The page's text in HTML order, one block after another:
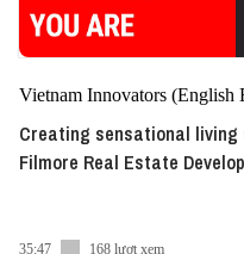
Vietnam Innovators (English
Creating sensational living
Filmore Real Estate
35:47 168 lượt xem